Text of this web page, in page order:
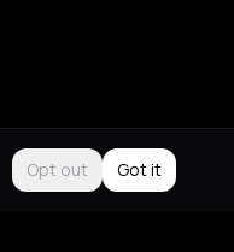
Opt out Got it